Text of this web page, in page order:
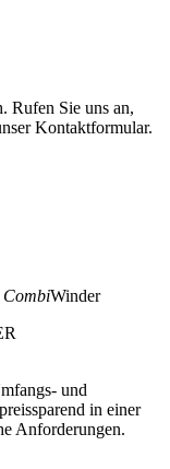
Rufen Sie uns an,
Kontaktformular.
CombiWinder
und
in einer
Anforderungen.